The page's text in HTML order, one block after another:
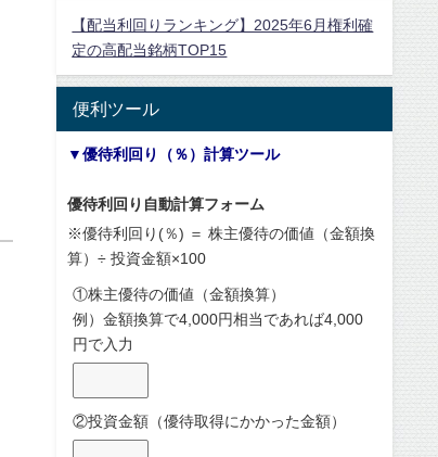
【配当利回りランキング】2025年6月権利確
定の高配当銘柄TOP15
便利ツール
▼優待利回り（％）計算ツール
優待利回り自動計算フォーム
※優待利回り(％) ＝ 株主優待の価値（金額換
算）÷ 投資金額×100
①株主優待の価値（金額換算）
例）金額換算で4,000円相当であれば4,000
円で入力
②投資金額（優待取得にかかった金額）